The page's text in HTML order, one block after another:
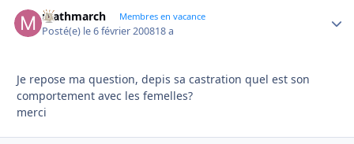
mathmarch Membres en vacance
Posté(e) le 6 février 200818 a
Je repose ma question, depis sa castration quel est son
comportement avec les femelles?
merci